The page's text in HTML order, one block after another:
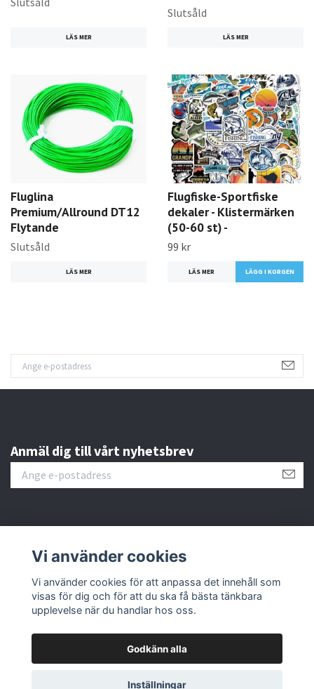
LÄS MER
Slutsåld
LÄS MER
Fluglina
Premium/Allround DT12
Flytande
Slutsåld
LÄS MER
Flugfiske-Sportfiske
dekaler - Klistermärken
(50-60 st) -
99 kr
LÄS MER LÄGG I KORGEN
Anmäl dig till vårt nyhetsbrev
Fotmeny
© 2026 www.hsimport.sePowered by Quickbutik
Vi använder cookies
Vi använder cookies för att anpassa det innehåll som
visas för dig och för att du ska få bästa tänkbara
upplevelse när du handlar hos oss.
Godkänn alla
Inställningar